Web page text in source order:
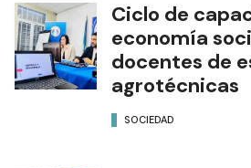
Ciclo de
economía
docentes de
agrotécnicas
SOCIEDAD